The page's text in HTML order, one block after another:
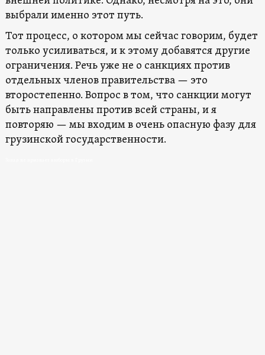
выбрали именно этот путь.
Тот процесс, о котором мы сейчас говорим, будет
только усиливаться, и к этому добавятся другие
ограничения. Речь уже не о санкциях против
отдельных членов правительства — это
второстепенно. Вопрос в том, что санкции могут
быть направлены против всей страны, и я
повторяю — мы входим в очень опасную фазу для
грузинской государственности.